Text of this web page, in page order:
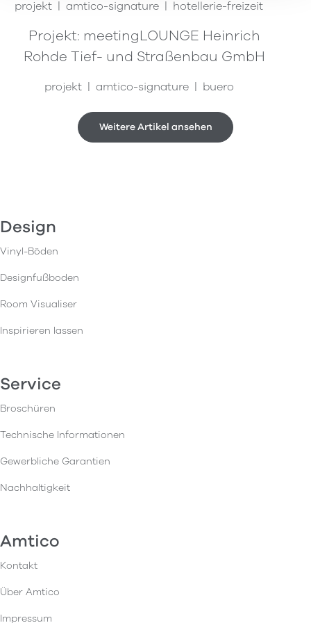
projekt amtico-signature hotellerie-freizeit
Projekt: meetingLOUNGE Heinrich
Rohde Tief- und Straßenbau GmbH
projekt amtico-signature buero
Weitere Artikel ansehen
Design
Vinyl-Böden
Designfußboden
Room Visualiser
Inspirieren lassen
Service
Broschüren
Technische Informationen
Gewerbliche Garantien
Nachhaltigkeit
Amtico
Kontakt
Über Amtico
Impressum